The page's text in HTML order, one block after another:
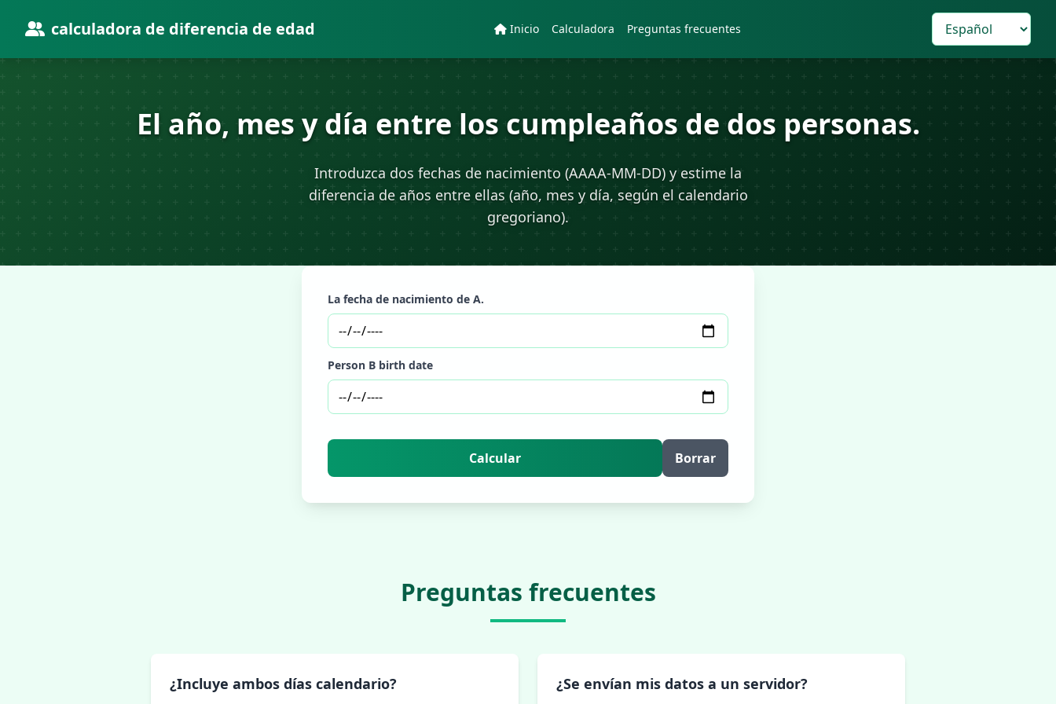
calculadora de diferencia de edad Inicio Calculadora Preguntas frecuentes
El año, mes y día entre los cumpleaños de dos personas.
Introduzca dos fechas de nacimiento (AAAA-MM-DD) y estime la
diferencia de años entre ellas (año, mes y día, según el calendario
gregoriano).
La fecha de nacimiento de A.
Person B birth date
Calcular Borrar
Preguntas frecuentes
¿Incluye ambos días calendario? ¿Se envían mis datos a un servidor?